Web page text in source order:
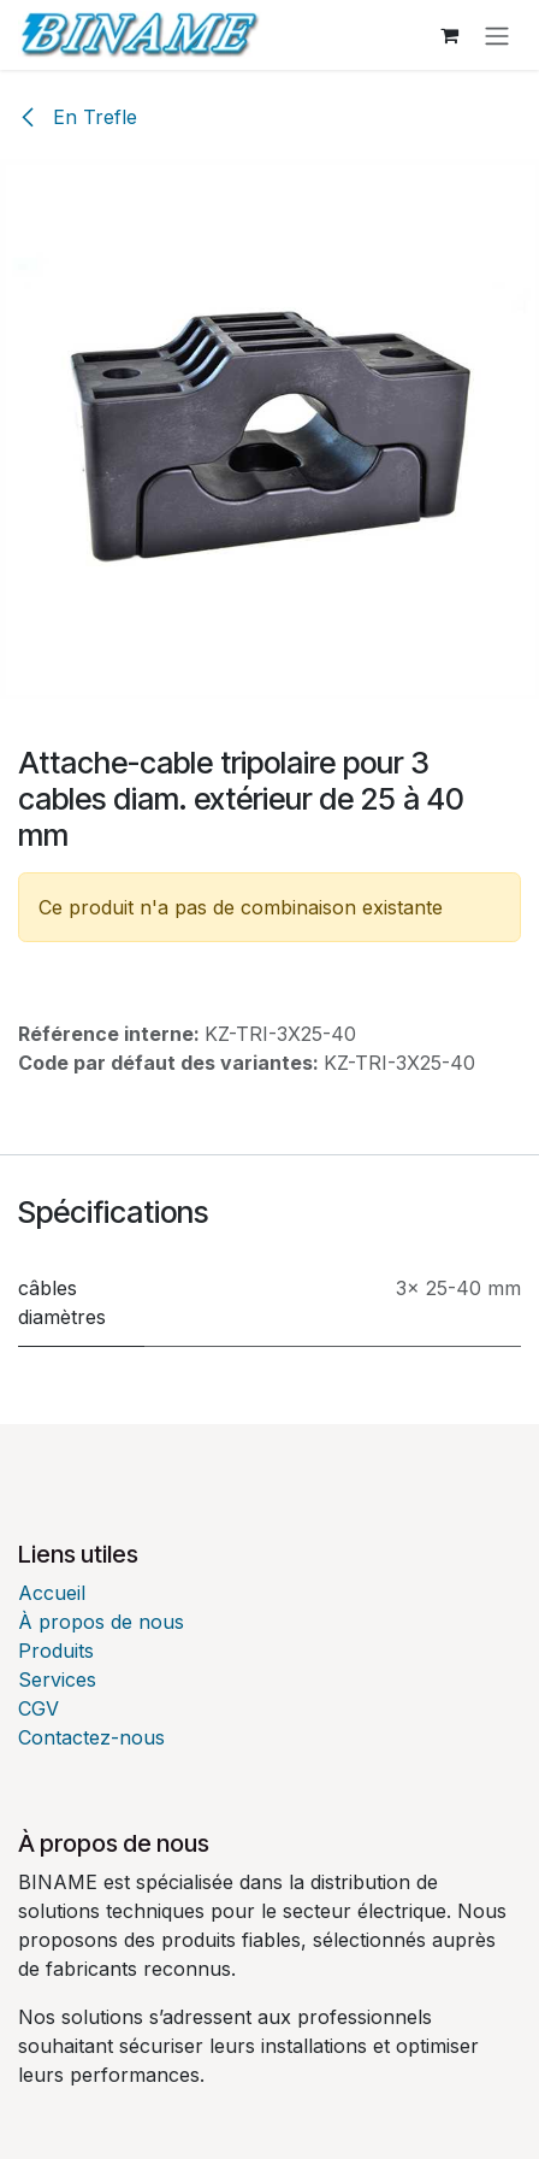
Se rendre au contenu
En Trefle
Attache-cable tripolaire pour 3
cables diam. extérieur de 25 à 40
mm
Ce produit n'a pas de combinaison existante
Référence interne: KZ-TRI-3X25-40
Code par défaut des variantes: KZ-TRI-3X25-40
Spécifications
câbles
diamètres
3x 25-40 mm
Liens utiles
Accueil
À propos de nous
Produits
Services
CGV
Contactez-nous
À propos de nous
BINAME est spécialisée dans la distribution de
solutions techniques pour le secteur électrique. Nous
proposons des produits fiables, sélectionnés auprès
de fabricants reconnus.
Nos solutions s’adressent aux professionnels
souhaitant sécuriser leurs installations et optimiser
leurs performances.